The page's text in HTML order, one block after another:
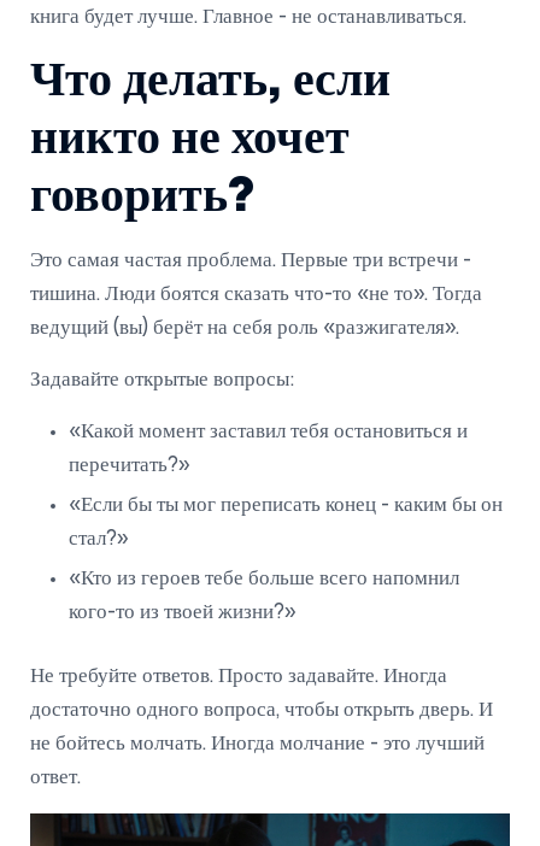
книга будет лучше. Главное - не останавливаться.
Что делать, если
никто не хочет
говорить?
Это самая частая проблема. Первые три встречи -
тишина. Люди боятся сказать что-то «не то». Тогда
ведущий (вы) берёт на себя роль «разжигателя».
Задавайте открытые вопросы:
«Какой момент заставил тебя остановиться и
перечитать?»
«Если бы ты мог переписать конец - каким бы он
стал?»
«Кто из героев тебе больше всего напомнил
кого-то из твоей жизни?»
Не требуйте ответов. Просто задавайте. Иногда
достаточно одного вопроса, чтобы открыть дверь. И
не бойтесь молчать. Иногда молчание - это лучший
ответ.